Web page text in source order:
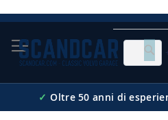
Skip
Content
Cerca
✓ Oltre 50 anni di